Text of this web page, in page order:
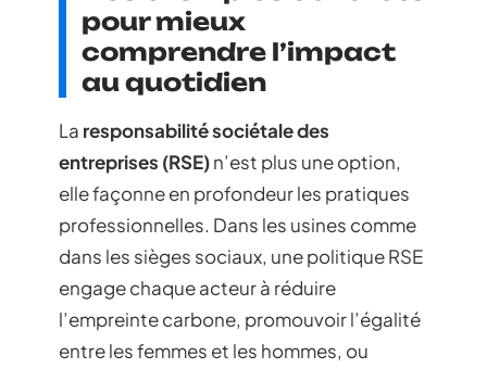
pour mieux
comprendre l’impact
au quotidien
La responsabilité sociétale des
entreprises (RSE)n’est plus une option,
elle façonne en profondeur les pratiques
professionnelles. Dans les usines comme
dans les sièges sociaux, une politique RSE
engage chaque acteur à réduire
l’empreinte carbone, promouvoir l’égalité
entre les femmes et les hommes, ou